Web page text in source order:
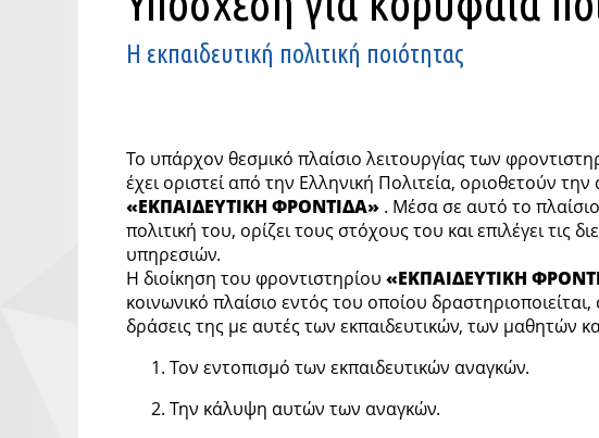
Η εκπαιδευτική πολιτική ποιότητας